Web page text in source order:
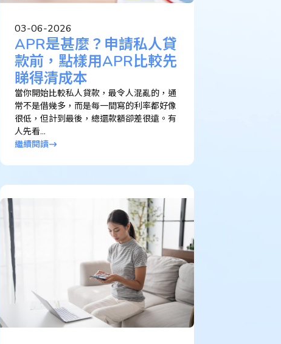
03-06-2026
APR是甚麼？申請私人貸
款前，點樣用APR比較先
睇得清成本
當你開始比較私人貸款，最令人混亂的，通
常不是借幾多，而是每一間寫的利率都好像
很低，但計到最後，總還款額卻差很遠。有
人先看...
繼續閱讀